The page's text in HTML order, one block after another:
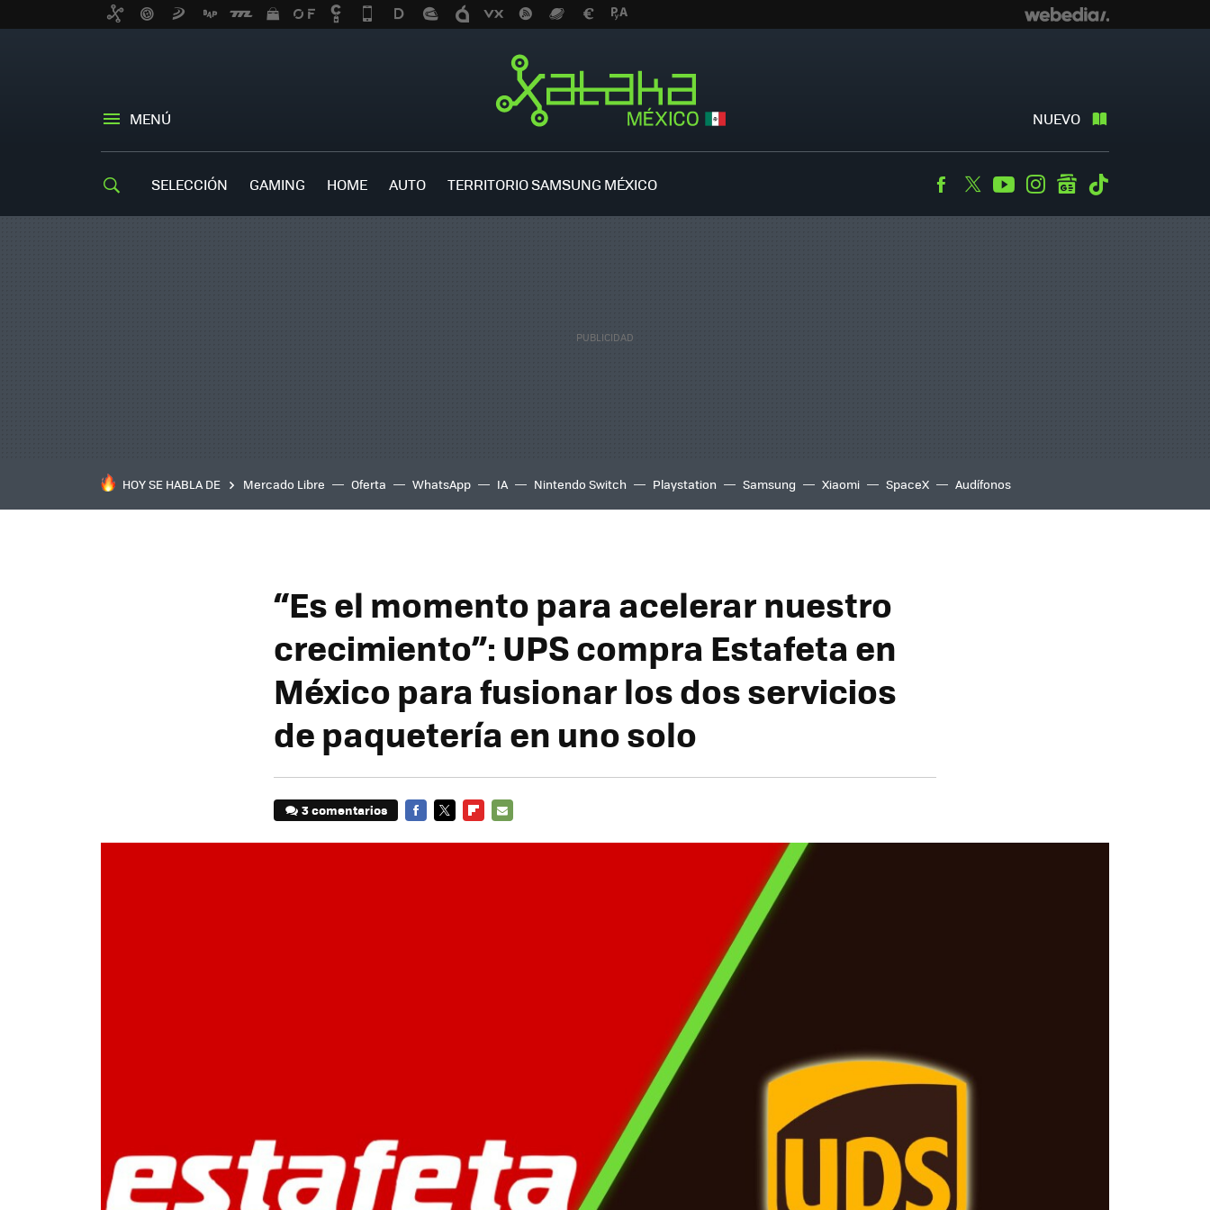
MENÚ NUEVO
SELECCIÓN GAMING HOME AUTO TERRITORIO SAMSUNG MÉXICO Facebook
TwitterYoutubeInstagramgooglenews
HOY SE HABLA DE Mercado Libre Oferta WhatsApp IA Nintendo Switch Playstation Samsung Xiaomi SpaceX Audífonos
“Es el momento para acelerar nuestro
crecimiento”: UPS compra Estafeta en
México para fusionar los dos servicios
de paquetería en uno solo
3 comentarios